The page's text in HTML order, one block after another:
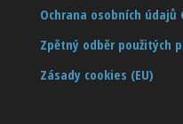
Ochrana osobních údajů
Zpětný odběr použitých
Zásady cookies (EU)